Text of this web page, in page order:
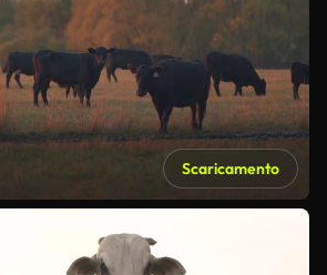
Scaricamento